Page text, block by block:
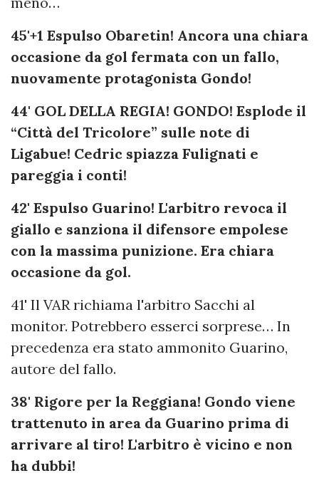
45'+1 Espulso Obaretin! Ancora una chiara
occasione da gol fermata con un fallo,
nuovamente protagonista Gondo!
44' GOL DELLA REGIA! GONDO! Esplode il
“Città del Tricolore” sulle note di
Ligabue! Cedric spiazza Fulignati e
pareggia i conti!
42' Espulso Guarino! L'arbitro revoca il
giallo e sanziona il difensore empolese
con la massima punizione. Era chiara
occasione da gol.
41' Il VAR richiama l'arbitro Sacchi al
monitor. Potrebbero esserci sorprese… In
precedenza era stato ammonito Guarino,
autore del fallo.
38' Rigore per la Reggiana! Gondo viene
trattenuto in area da Guarino prima di
arrivare al tiro! L'arbitro è vicino e non
ha dubbi!